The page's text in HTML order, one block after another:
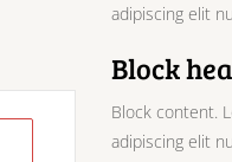
adipiscing elit
Block
Block content.
adipiscing elit